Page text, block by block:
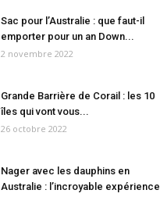
Sac pour l’Australie : que faut-il
emporter pour un an Down...
2 novembre 2022
Grande Barrière de Corail : les 10
îles qui vont vous...
26 octobre 2022
Nager avec les dauphins en
Australie : l’incroyable expérience